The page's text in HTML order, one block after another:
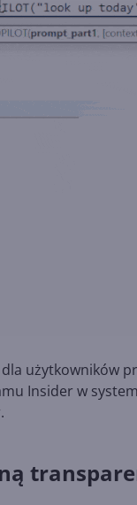
użytkowników
Insider w